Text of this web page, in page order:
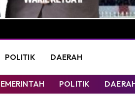
POLITIK DAERAH
POLITIK